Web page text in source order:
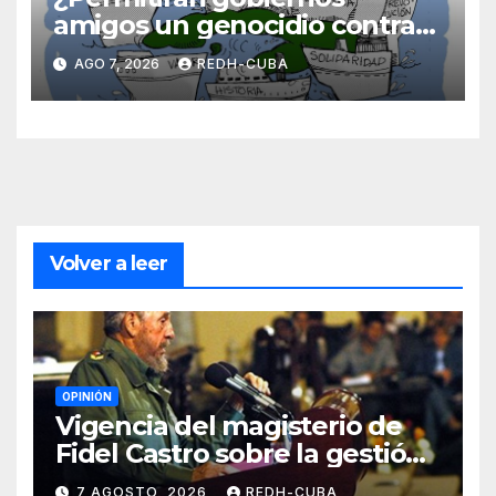
amigos un genocidio contra
Cuba? Por Hedelberto López
Blanch
AGO 7, 2026 REDH-CUBA
Volver a leer
OPINIÓN
Vigencia del magisterio de
Fidel Castro sobre la gestión
del liderazgo revolucionario.
7 AGOSTO, 2026 REDH-CUBA